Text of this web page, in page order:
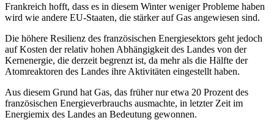
Frankreich hofft, dass es in diesem Winter weniger Probleme haben
wird wie andere EU-Staaten, die stärker auf Gas angewiesen sind.
Die höhere Resilienz des französischen Energiesektors geht jedoch
auf Kosten der relativ hohen Abhängigkeit des Landes von der
Kernenergie, die derzeit begrenzt ist, da mehr als die Hälfte der
Atomreaktoren des Landes ihre Aktivitäten eingestellt haben.
Aus diesem Grund hat Gas, das früher nur etwa 20 Prozent des
französischen Energieverbrauchs ausmachte, in letzter Zeit im
Energiemix des Landes an Bedeutung gewonnen.